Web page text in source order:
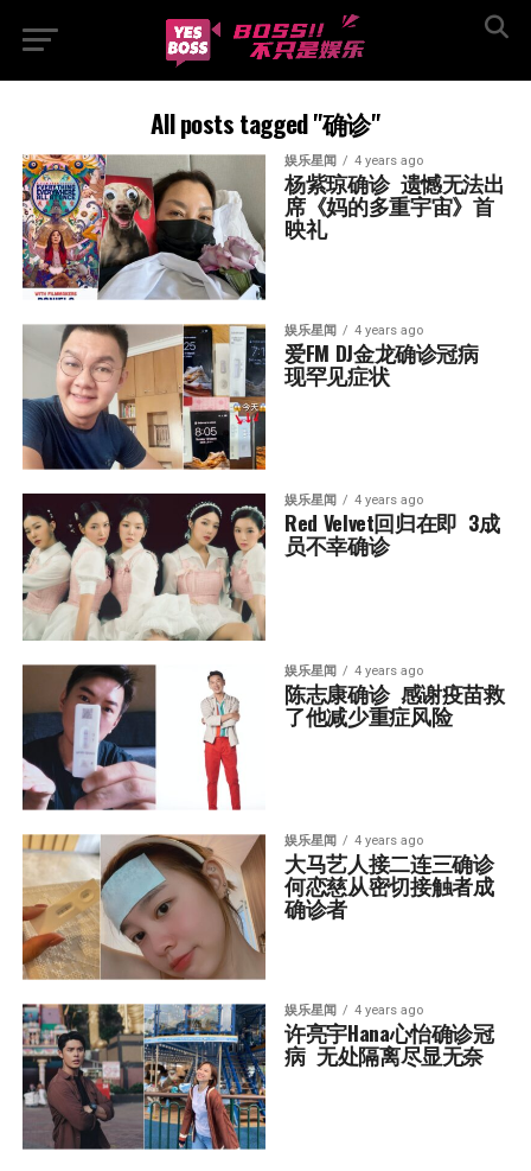
All posts tagged "确诊"
娱乐星闻 4 years ago
杨紫琼确诊  遗憾无法出
席《妈的多重宇宙》首
映礼
娱乐星闻 4 years ago
爱FM DJ金龙确诊冠病
现罕见症状
娱乐星闻 4 years ago
Red Velvet回归在即  3成
员不幸确诊
娱乐星闻 4 years ago
陈志康确诊  感谢疫苗救
了他减少重症风险
娱乐星闻 4 years ago
大马艺人接二连三确诊
何恋慈从密切接触者成
确诊者
娱乐星闻 4 years ago
许亮宇Hana心怡确诊冠
病  无处隔离尽显无奈